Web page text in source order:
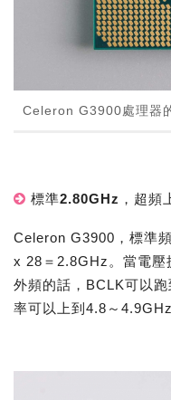
Celeron G3900處理器
標準2.80GHz，超頻
Celeron G3900，標準
x 28＝2.8GHz。當電壓
外頻的話，BCLK可以
率可以上到4.8～4.9GHz